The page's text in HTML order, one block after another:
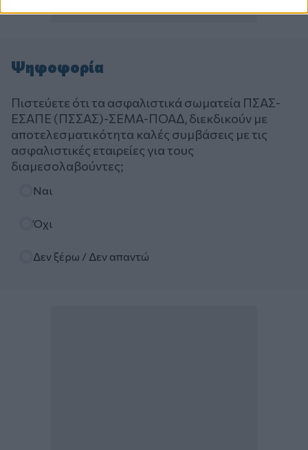
Ψηφοφορία
Πιστεύετε ότι τα ασφαλιστικά σωματεία ΠΣΑΣ-
ΕΣΑΠΕ (ΠΣΣΑΣ)-ΣΕΜΑ-ΠΟΑΔ, διεκδικούν με
αποτελεσματικότητα καλές συμβάσεις με τις
ασφαλιστικές εταιρείες για τους
διαμεσολαβούντες;
Ναι
Όχι
Δεν ξέρω / Δεν απαντώ